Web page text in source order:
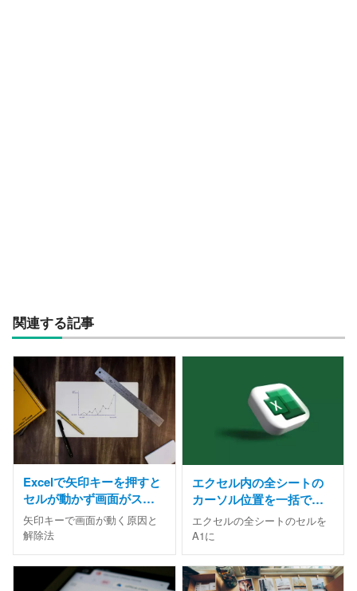
関連する記事
Excelで矢印キーを押すと
セルが動かず画面がスク
ロールする原因と直し方
矢印キーで画面が動く原因と
解除法
エクセル内の全シートの
カーソル位置を一括で左
上(A1)にする方法
エクセルの全シートのセルを
A1に